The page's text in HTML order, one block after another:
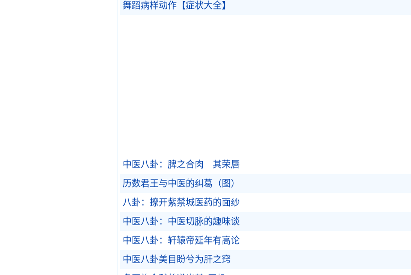
舞蹈病样动作【症状大全】
中医八卦：脾之合肉 其荣唇
历数君王与中医的纠葛（图）
八卦：撩开紫禁城医药的面纱
中医八卦：中医切脉的趣味谈
中医八卦：轩辕帝延年有高论
中医八卦美目盼兮为肝之窍